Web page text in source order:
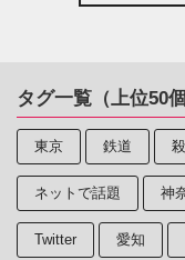
タグ一覧（上位50個
東京 鉄道
ネットで話題 神
Twitter 愛知